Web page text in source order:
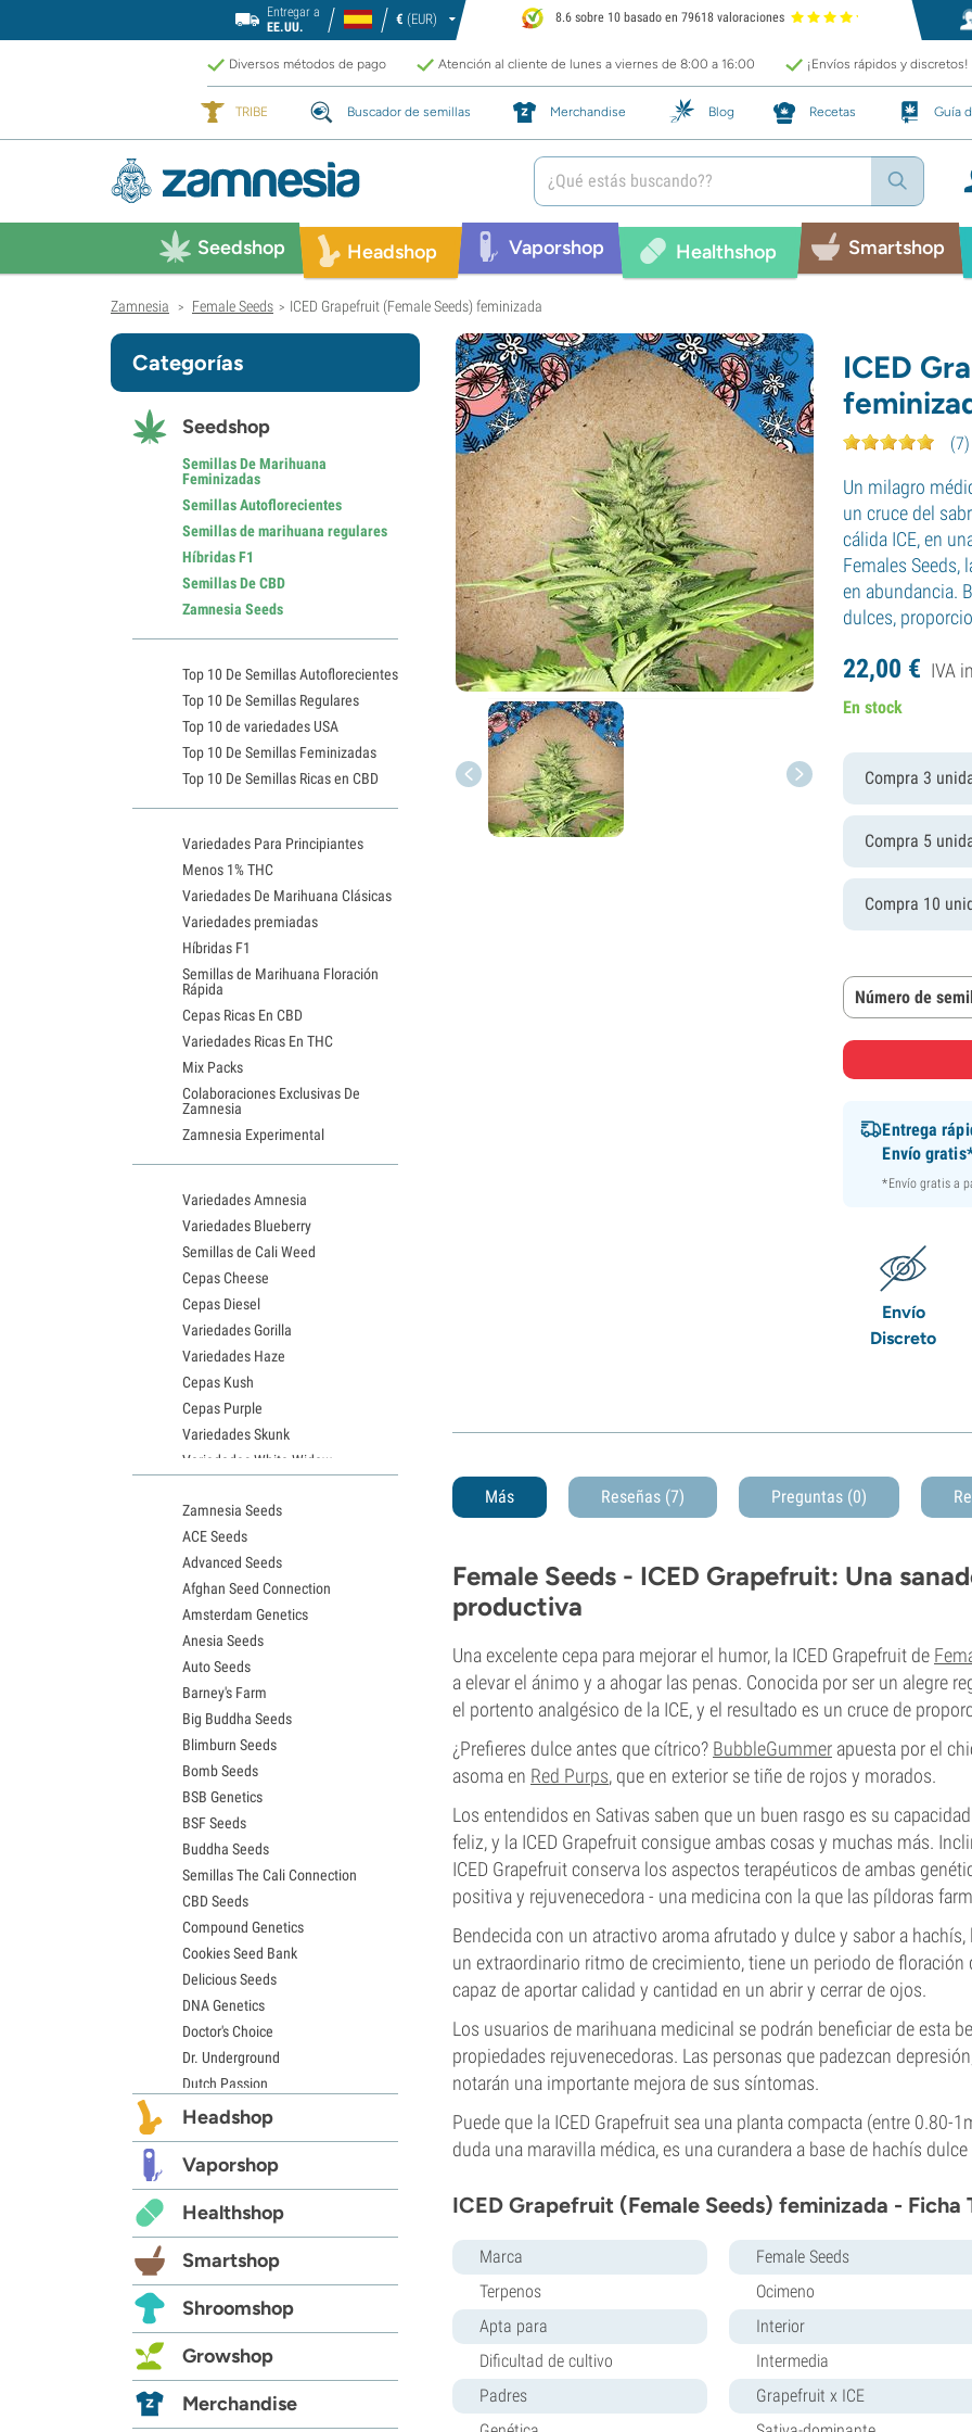
Entregar a
EE.UU.
€ (EUR) 8.6 sobre 10 basado en 79618 valoraciones
Diversos métodos de pago Atención al cliente de lunes a viernes de 8:00 a 16:00 ¡Envíos rápidos y discretos!
TRIBE Buscador de semillas Merchandise Blog Recetas Guía
Seedshop Headshop Vaporshop Healthshop Smartshop
Zamnesia > Female Seeds > ICED Grapefruit (Female Seeds) feminizada
ICED
(7)
Un milagro
un cruce del
cálida ICE, en
Females Seeds,
en abundancia.
dulces,
22,00 € IVA
En stock
Compra 3
Compra 5
Compra 10
Número de
Entrega
Envío
*Envío gratis a
Envío
Discreto
Más Reseñas (7) Preguntas (0)
Female Seeds - ICED Grapefruit: Una
productiva
Una excelente cepa para mejorar el humor, la ICED Grapefruit de
a elevar el ánimo y a ahogar las penas. Conocida por ser un alegre
el portento analgésico de la ICE, y el resultado es un cruce de
¿Prefieres dulce antes que cítrico? BubbleGummer apuesta por el
asoma en Red Purps, que en exterior se tiñe de rojos y morados.
Los entendidos en Sativas saben que un buen rasgo es su
feliz, y la ICED Grapefruit consigue ambas cosas y muchas más.
ICED Grapefruit conserva los aspectos terapéuticos de ambas
positiva y rejuvenecedora - una medicina con la que las píldoras
Bendecida con un atractivo aroma afrutado y dulce y sabor a
un extraordinario ritmo de crecimiento, tiene un periodo de
capaz de aportar calidad y cantidad en un abrir y cerrar de ojos.
Los usuarios de marihuana medicinal se podrán beneficiar de esta
propiedades rejuvenecedoras. Las personas que padezcan
notarán una importante mejora de sus síntomas.
Puede que la ICED Grapefruit sea una planta compacta (entre 0.80-
duda una maravilla médica, es una curandera a base de hachís
ICED Grapefruit (Female Seeds) feminizada - Ficha
Marca
Female Seeds
Terpenos
Ocimeno
Apta para
Interior
Dificultad de cultivo
Intermedia
Padres
Grapefruit x ICE
Categorías
Seedshop
Semillas De Marihuana
Feminizadas
Semillas Autoflorecientes
Semillas de marihuana regulares
Híbridas F1
Semillas De CBD
Zamnesia Seeds
Top 10 De Semillas Autoflorecientes
Top 10 De Semillas Regulares
Top 10 de variedades USA
Top 10 De Semillas Feminizadas
Top 10 De Semillas Ricas en CBD
Variedades Para Principiantes
Menos 1% THC
Variedades De Marihuana Clásicas
Variedades premiadas
Híbridas F1
Semillas de Marihuana Floración
Rápida
Cepas Ricas En CBD
Variedades Ricas En THC
Mix Packs
Colaboraciones Exclusivas De
Zamnesia
Zamnesia Experimental
Variedades Amnesia
Variedades Blueberry
Semillas de Cali Weed
Cepas Cheese
Cepas Diesel
Variedades Gorilla
Variedades Haze
Cepas Kush
Cepas Purple
Variedades Skunk
Variedades White Widow
Semillas de Granddaddy Purple
Semillas de OG Kush
Semillas de Blue Dream
Semillas de Lemon Haze
Semillas de Bruce Banner
Semillas de Gelato
Semillas de Sour Diesel
Semillas de Jack Herer
Semillas de Girl Scout Cookies
Semillas de Wedding Cake
Semillas de Zkittlez
Semillas de Pineapple Express
Semillas de Chemdawg
Semillas de Hindu Kush
Semillas de Mimosa
Zamnesia Seeds
ACE Seeds
Advanced Seeds
Afghan Seed Connection
Amsterdam Genetics
Anesia Seeds
Auto Seeds
Barney's Farm
Big Buddha Seeds
Blimburn Seeds
Bomb Seeds
BSB Genetics
BSF Seeds
Buddha Seeds
Semillas The Cali Connection
CBD Seeds
Compound Genetics
Cookies Seed Bank
Delicious Seeds
DNA Genetics
Doctor's Choice
Dr. Underground
Dutch Passion
Elite Seeds
Exotic Seed
Expert Seeds
FastBuds
Female Seeds
French Touch Seeds
Garden of Green
GeneSeeds
G13 Labs
Grass-O-Matic
Headshop
Vaporshop
Healthshop
Smartshop
Shroomshop
Growshop
Merchandise